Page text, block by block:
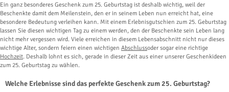
Ein ganz besonderes Geschenk zum 25. Geburtstag ist deshalb wichtig, weil der
Beschenkte damit dem Meilenstein, den er in seinem Leben nun erreicht hat, eine
besondere Bedeutung verleihen kann. Mit einem Erlebnisgutschien zum 25. Geburtstag
lassen Sie diesen wichtigen Tag zu einem werden, den der Beschenkte sein Leben lang
nicht mehr vergessen wird. Viele erreichen in diesem Lebensabschnitt nicht nur dieses
wichtige Alter, sondern feiern einen wichtigen Abschlussoder sogar eine richtige
Hochzeit. Deshalb lohnt es sich, gerade in dieser Zeit aus einer unserer Geschenkideen
zum 25. Geburtstag zu wählen.
Welche Erlebnisse sind das perfekte Geschenk zum 25. Geburtstag?